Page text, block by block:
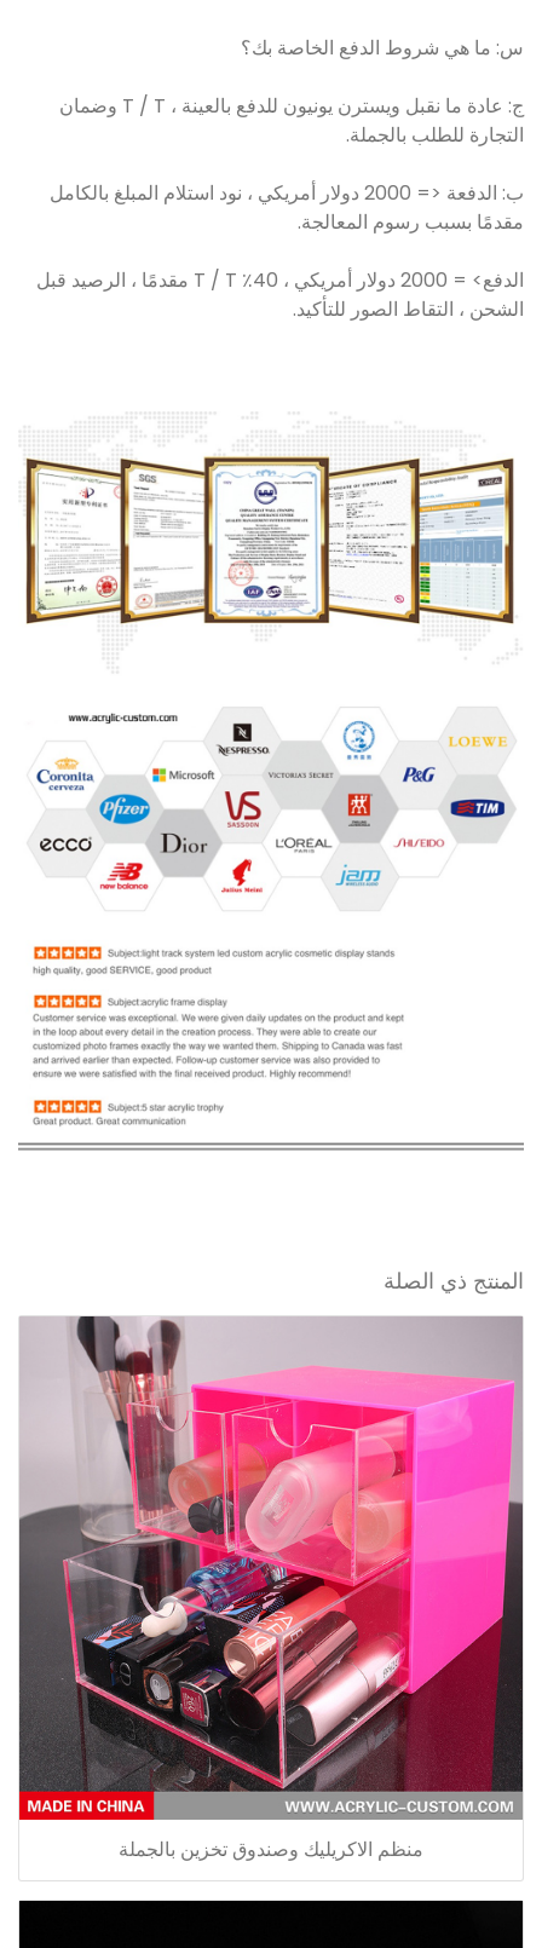
س: ما هي شروط الدفع الخاصة بك؟
ج: عادة ما نقبل ويسترن يونيون للدفع بالعينة ، T / T وضمان
التجارة للطلب بالجملة.
ب: الدفعة <= 2000 دولار أمريكي ، نود استلام المبلغ بالكامل
مقدمًا بسبب رسوم المعالجة.
الدفع> = 2000 دولار أمريكي ، 40٪ T / T مقدمًا ، الرصيد قبل
الشحن ، التقاط الصور للتأكيد.
المنتج ذي الصلة
منظم الاكريليك وصندوق تخزين بالجملة